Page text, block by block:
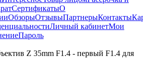
СертификатыО
ОбзорыОтзывыПартнерыКонтакты
Личный кабинетМои
Пароль
Z 35mm F1.4 - первый F1.4 для